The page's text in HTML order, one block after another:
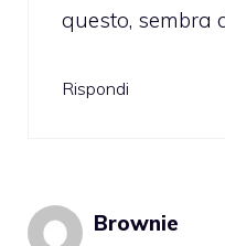
questo, sembra
Rispondi
Brownie